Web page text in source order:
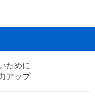
ために
アップ